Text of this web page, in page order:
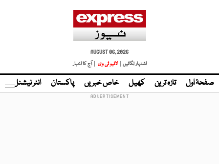
AUGUST 06, 2026
اشتہار لگائیں |
لائیو ٹی وی | آج کا اخبار
صفحۂ اول تازہ ترین کھیل خاص خبریں پاکستان انٹر نیشنل